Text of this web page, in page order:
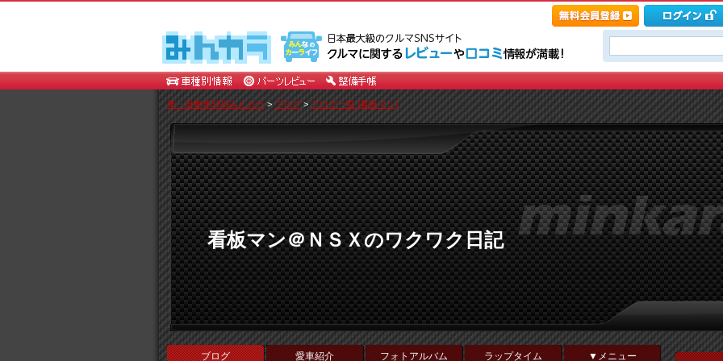
車・自動車SNSみんカラ>ブログ>ブログ一覧 [看板マン]
看板マン＠ＮＳＸのワクワク日記
ブログ 愛車紹介 フォトアルバム ラップタイム ▼メニュー